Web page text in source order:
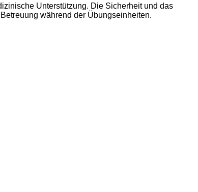
Unterstützung. Die Sicherheit und das
während der Übungseinheiten.